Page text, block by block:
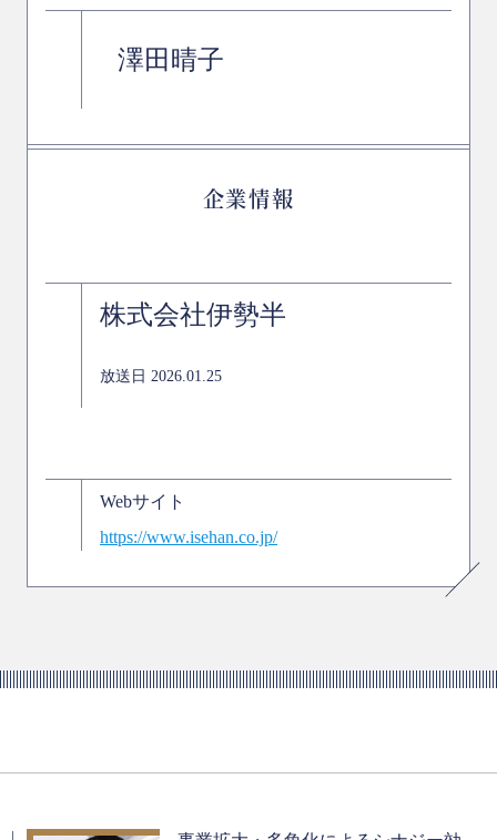
澤田晴子
企業情報
株式会社伊勢半
放送日 2026.01.25
Webサイト
https://www.isehan.co.jp/